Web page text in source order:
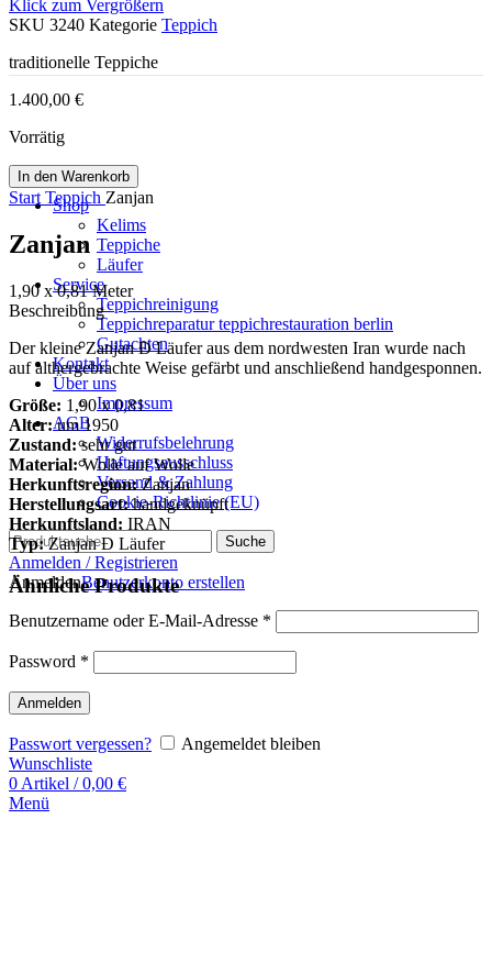
Shop
Kelims
Teppiche
Läufer
Service
Teppichreinigung
Teppichreparatur teppichrestauration berlin
Gutachten
Kontakt
Über uns
Impressum
AGB
Widerrufsbelehrung
Haftungsausschluss
Versand & Zahlung
Cookie-Richtlinie (EU)
Suche
Anmelden / Registrieren
AnmeldenBenutzerkonto erstellen
Benutzername oder E-Mail-Adresse *
Password *
Anmelden
Passwort vergessen?
Angemeldet bleiben
Wunschliste
0 Artikel / 0,00 €
Menü
Klick zum Vergrößern
SKU 3240 Kategorie Teppich
traditionelle Teppiche
1.400,00 €
Vorrätig
In den Warenkorb
Start Teppich Zanjan
Zanjan
1,90 x 0,81 Meter
Beschreibung
Der kleine Zanjan Ð Läufer aus dem nordwesten Iran wurde nach
auf althergebrachte Weise gefärbt und anschließend handgesponnen.
Größe: 1,90 x 0,81
Alter:um 1950
Zustand:sehr gut
Material:Wolle auf Wolle
Herkunftsregion:Zanjan
Herstellungsart:handgeknüpft
Herkunftsland: IRAN
Typ:Zanjan Ð Läufer
Ähnliche Produkte